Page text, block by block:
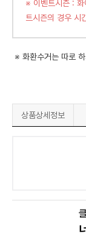
※ 이벤트시즌 : 화
트시즌의 경우 시
※ 화환수거는 따로
상품상세정보